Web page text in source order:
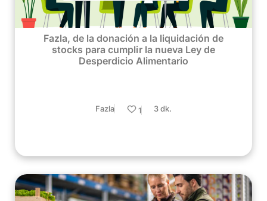
Fazla, de la donación a la liquidación de
stocks para cumplir la nueva Ley de
Desperdicio Alimentario
Fazla 1 3 dk.